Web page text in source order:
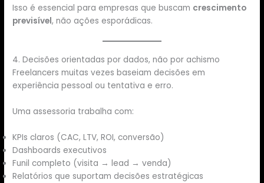
Isso é essencial para empresas que buscam crescimento
previsível, não ações esporádicas.
4. Decisões orientadas por dados, não por achismo
Freelancers muitas vezes baseiam decisões em
experiência pessoal ou tentativa e erro.
Uma assessoria trabalha com:
KPIs claros (CAC, LTV, ROI, conversão)
Dashboards executivos
Funil completo (visita → lead → venda)
Relatórios que suportam decisões estratégicas